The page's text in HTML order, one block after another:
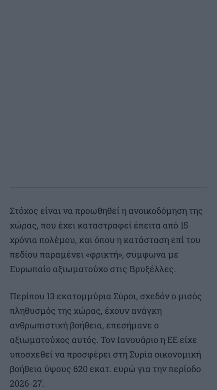
Στόχος είναι να προωθηθεί η ανοικοδόμηση της
χώρας, που έχει καταστραφεί έπειτα από 15
χρόνια πολέμου, και όπου η κατάσταση επί του
πεδίου παραμένει «φρικτή», σύμφωνα με
Ευρωπαίο αξιωματούχο στις Βρυξέλλες.
Περίπου 13 εκατομμύρια Σύροι, σχεδόν ο μισός
πληθυσμός της χώρας, έχουν ανάγκη
ανθρωπιστική βοήθεια, επεσήμανε ο
αξιωματούχος αυτός. Τον Ιανουάριο η ΕΕ είχε
υποσχεθεί να προσφέρει στη Συρία οικονομική
βοήθεια ύψους 620 εκατ. ευρώ για την περίοδο
2026-27.